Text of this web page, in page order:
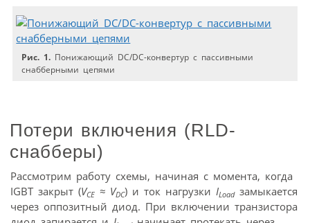
Рис. 1. Понижающий DC/DC-конвертур с пассивными
снабберными цепями
Потери включения (RLD-
снабберы)
Рассмотрим работу схемы, начиная с момента, когда
IGBT закрыт (VCE ≈ VDC) и ток нагрузки ILoadзамыкается
через оппозитный диод. При включении транзистора